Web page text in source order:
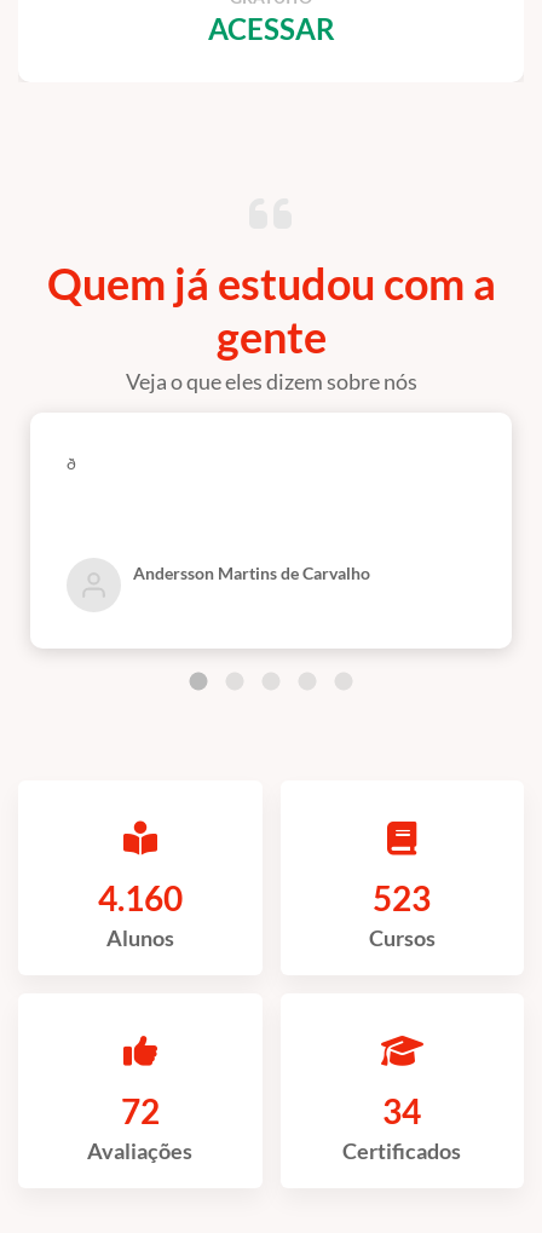
ACESSAR
Quem já estudou com a
gente
Veja o que eles dizem sobre nós
ð
Andersson Martins de Carvalho
4.160
Alunos
523
Cursos
72
Avaliações
34
Certificados